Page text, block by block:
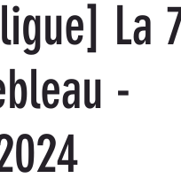
La
-